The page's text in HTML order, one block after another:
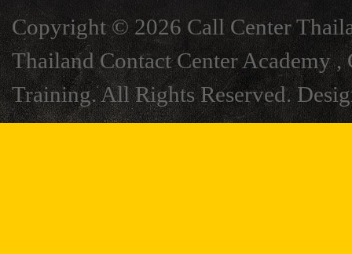
Copyright © 2026 Call Center
Thailand Contact Center Academy
Training. All Rights Reserved.